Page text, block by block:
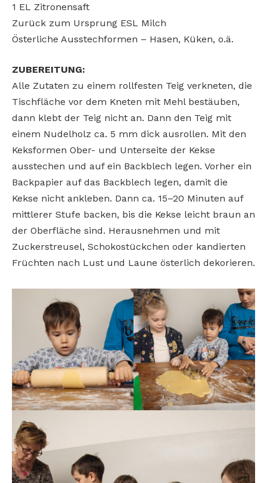
1 EL Zitronensaft
Zurück zum Ursprung ESL Milch
Österliche Ausstechformen – Hasen, Küken, o.ä.
ZUBEREITUNG:
Alle Zutaten zu einem rollfesten Teig verkneten, die
Tischfläche vor dem Kneten mit Mehl bestäuben,
dann klebt der Teig nicht an. Dann den Teig mit
einem Nudelholz ca. 5 mm dick ausrollen. Mit den
Keksformen Ober- und Unterseite der Kekse
ausstechen und auf ein Backblech legen. Vorher ein
Backpapier auf das Backblech legen, damit die
Kekse nicht ankleben. Dann ca. 15–20 Minuten auf
mittlerer Stufe backen, bis die Kekse leicht braun an
der Oberfläche sind. Herausnehmen und mit
Zuckerstreusel, Schokostückchen oder kandierten
Früchten nach Lust und Laune österlich dekorieren.